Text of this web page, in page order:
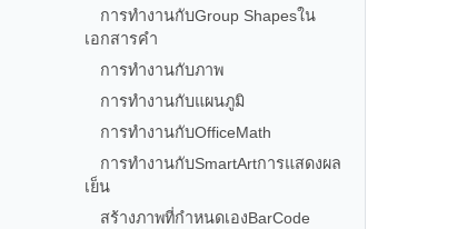
การทำงานกับGroup Shapesใน
เอกสารคำ
การทำงานกับภาพ
การทำงานกับแผนภูมิ
การทำงานกับOfficeMath
การทำงานกับSmartArtการแสดงผล
เย็น
สร้างภาพที่กำหนดเองBarCode